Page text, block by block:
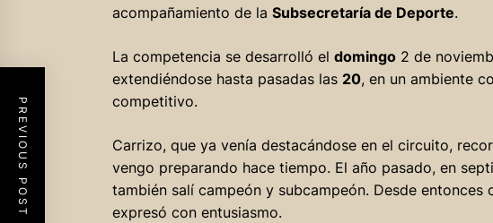
acompañamiento de la Subsecretaría de Deporte.
La competencia se desarrolló el domingo2 de
extendiéndose hasta pasadas las 20, en un ambiente
competitivo.
Carrizo, que ya venía destacándose en el circuito,
vengo preparando hace tiempo. El año pasado, en
también salí campeón y subcampeón. Desde entonces
expresó con entusiasmo.
PREVIOUS POST